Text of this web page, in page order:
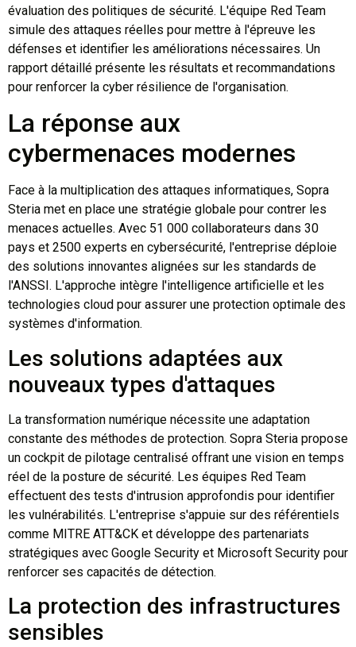
évaluation des politiques de sécurité. L'équipe Red Team
simule des attaques réelles pour mettre à l'épreuve les
défenses et identifier les améliorations nécessaires. Un
rapport détaillé présente les résultats et recommandations
pour renforcer la cyber résilience de l'organisation.
La réponse aux
cybermenaces modernes
Face à la multiplication des attaques informatiques, Sopra
Steria met en place une stratégie globale pour contrer les
menaces actuelles. Avec 51 000 collaborateurs dans 30
pays et 2500 experts en cybersécurité, l'entreprise déploie
des solutions innovantes alignées sur les standards de
l'ANSSI. L'approche intègre l'intelligence artificielle et les
technologies cloud pour assurer une protection optimale des
systèmes d'information.
Les solutions adaptées aux
nouveaux types d'attaques
La transformation numérique nécessite une adaptation
constante des méthodes de protection. Sopra Steria propose
un cockpit de pilotage centralisé offrant une vision en temps
réel de la posture de sécurité. Les équipes Red Team
effectuent des tests d'intrusion approfondis pour identifier
les vulnérabilités. L'entreprise s'appuie sur des référentiels
comme MITRE ATT&CK et développe des partenariats
stratégiques avec Google Security et Microsoft Security pour
renforcer ses capacités de détection.
La protection des infrastructures
sensibles